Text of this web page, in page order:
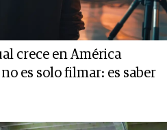
crece en América
es solo filmar: es saber